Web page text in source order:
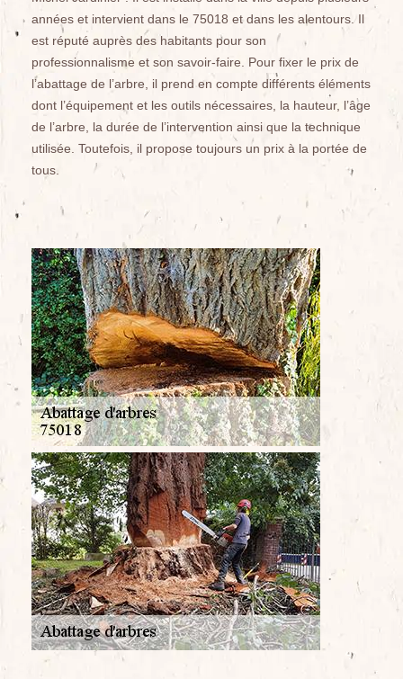
années et intervient dans le 75018 et dans les alentours. Il
est réputé auprès des habitants pour son
professionnalisme et son savoir-faire. Pour fixer le prix de
l’abattage de l’arbre, il prend en compte différents éléments
dont l’équipement et les outils nécessaires, la hauteur, l’âge
de l’arbre, la durée de l’intervention ainsi que la technique
utilisée. Toutefois, il propose toujours un prix à la portée de
tous.